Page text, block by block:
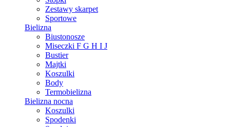
Zestawy skarpet
Sportowe
Bielizna
Biustonosze
Miseczki F G H I J
Bustier
Majtki
Koszulki
Body
Termobielizna
Bielizna nocna
Koszulki
Spodenki